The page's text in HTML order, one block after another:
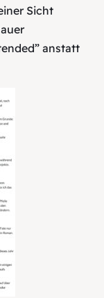
Sicht
anstatt